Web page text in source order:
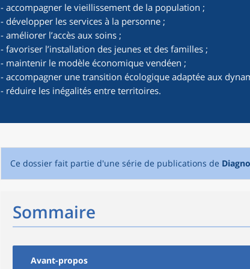
- accompagner le vieillissement de la population ;
- développer les services à la personne ;
- améliorer l’accès aux soins ;
- favoriser l’installation des jeunes et des familles ;
- maintenir le modèle économique vendéen ;
- accompagner une transition écologique adaptée aux
- réduire les inégalités entre territoires.
Ce dossier fait partie d'une série de publications de
Sommaire
Avant-propos